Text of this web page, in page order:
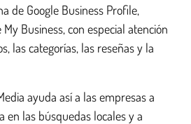
de Google Business Profile,
Business, con especial atención
las categorías, las reseñas y la
ayuda así a las empresas a
en las búsquedas locales y a